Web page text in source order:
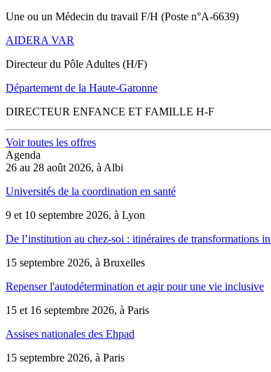
Une ou un Médecin du travail F/H (Poste n°A-6639)
AIDERA VAR
Directeur du Pôle Adultes (H/F)
Département de la Haute-Garonne
DIRECTEUR ENFANCE ET FAMILLE H-F
Voir toutes les offres
Agenda
26 au 28 août 2026, à Albi
Universités de la coordination en santé
9 et 10 septembre 2026, à Lyon
De l’institution au chez-soi : itinéraires de transformations
15 septembre 2026, à Bruxelles
Repenser l'autodétermination et agir pour une vie inclusive
15 et 16 septembre 2026, à Paris
Assises nationales des Ehpad
15 septembre 2026, à Paris